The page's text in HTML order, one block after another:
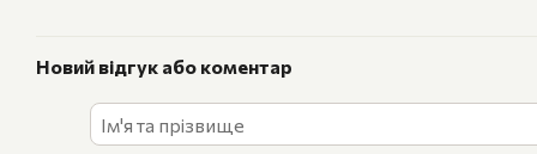
Новий відгук або коментар